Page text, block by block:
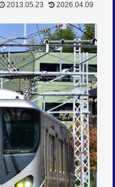
2013.05.23 2026.04.09